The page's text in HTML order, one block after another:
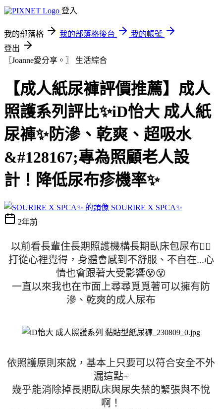
登入
我的部落格 我的部落格後台
我的帳號
登出
〖Joanne愛分享。〗 生活綜合
【成人紙尿褲評價推薦】成人
照護系列評比✨iD怡大 成人紙
尿褲✨防滲、乾爽、超吸水
&#128167;專為照顧老人設
計！降低尿布疹機率✨
SOURIRE X SPCA✨
2年前
以前看長輩住長期照護機構長期臥床包尿布🤦‍♀
打從心裡覺得，身體會感到不舒服、不自在...心
情也會跟著大受影響😵😵
一直以來我也在市面上尋尋覓覓著可以擁有防
滲、乾爽的成人尿布
依照護原則來說，基本上只要可以符合安全不外
漏這點~
幾乎能消除掉長期臥床與尿失禁的緊張與不悅
啊！